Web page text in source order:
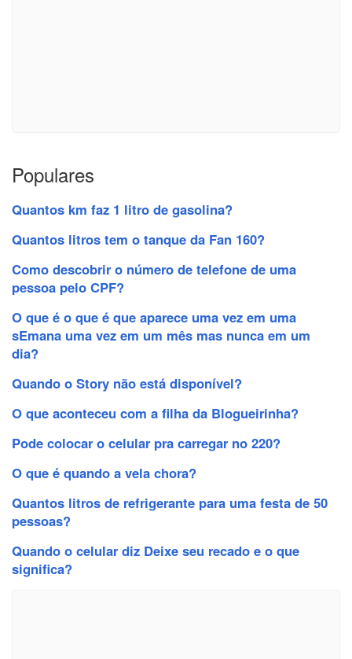
Populares
Quantos km faz 1 litro de gasolina?
Quantos litros tem o tanque da Fan 160?
Como descobrir o número de telefone de uma
pessoa pelo CPF?
O que é o que é que aparece uma vez em uma
sEmana uma vez em um mês mas nunca em um
dia?
Quando o Story não está disponível?
O que aconteceu com a filha da Blogueirinha?
Pode colocar o celular pra carregar no 220?
O que é quando a vela chora?
Quantos litros de refrigerante para uma festa de 50
pessoas?
Quando o celular diz Deixe seu recado e o que
significa?